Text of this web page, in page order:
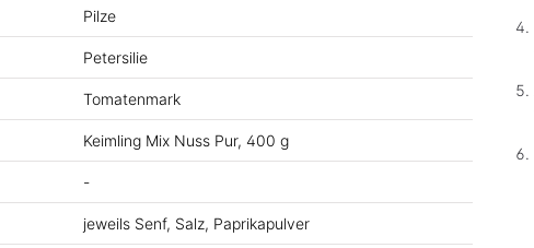
Pilze
Petersilie
Tomatenmark
Keimling Mix Nuss Pur, 400 g
-
jeweils Senf, Salz, Paprikapulver